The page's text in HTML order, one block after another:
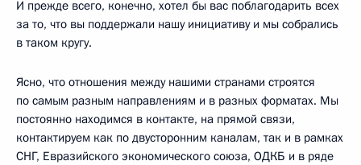
И прежде всего, конечно, хотел бы вас поблагодарить всех
за то, что вы поддержали нашу инициативу и мы собрались
в таком кругу.
Ясно, что отношения между нашими странами строятся
по самым разным направлениям и в разных форматах. Мы
постоянно находимся в контакте, на прямой связи,
контактируем как по двусторонним каналам, так и в рамках
СНГ, Евразийского экономического союза, ОДКБ и в ряде